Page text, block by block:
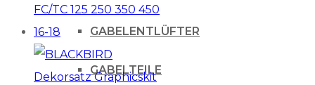
GABELENTLÜFTER
GABELTEILE